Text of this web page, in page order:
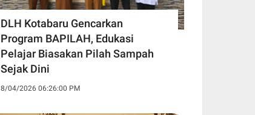
DLH Kotabaru Gencarkan
Program BAPILAH, Edukasi
Pelajar Biasakan Pilah Sampah
Sejak Dini
8/04/2026 06:26:00 PM